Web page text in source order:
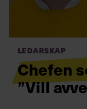
Villkor och
efter:
Ledarskap
Chefen
”Vill